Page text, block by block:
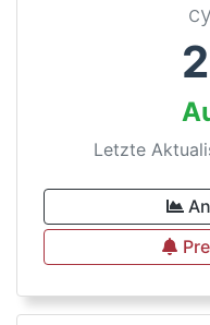
Letzte